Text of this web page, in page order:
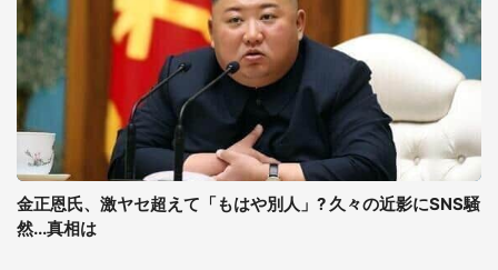
金正恩氏、激ヤセ超えて「もはや別人」? 久々の近影にSNS騒
然...真相は